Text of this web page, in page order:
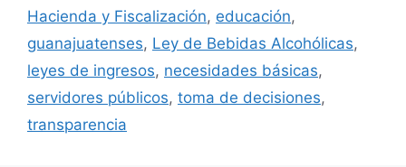
Hacienda y Fiscalización, educación,
guanajuatenses, Ley de Bebidas Alcohólicas,
leyes de ingresos, necesidades básicas,
servidores públicos, toma de decisiones,
transparencia